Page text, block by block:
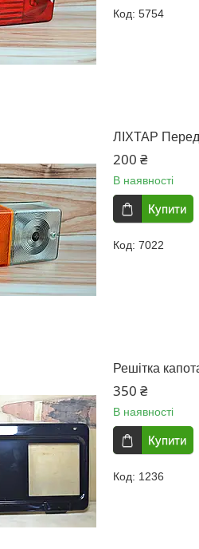
5754
ЛІХТАР
200 ₴
В наявності
Купити
7022
Решітка
350 ₴
В наявності
Купити
1236